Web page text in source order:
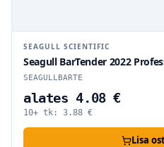
SEAGULL SCIENTIFIC
Seagull BarTender 2022
SEAGULLBARTE
alates 4.08 €
10+ tk: 3.88 €
Lisa